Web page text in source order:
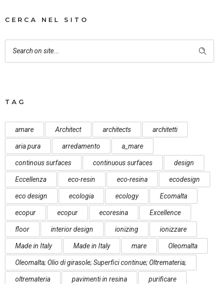
CERCA NEL SITO
TAG
amare Architect architects architetti
aria pura arredamento a_mare
continous surfaces continuous surfaces design
Eccellenza eco-resin eco-resina ecodesign
eco design ecologia ecology Ecomalta
ecopur ecopur ecoresina Excellence
floor interior design ionizing ionizzare
Made in Italy Made in Italy mare Oleomalta
Oleomalta; Olio di girasole; Superfici continue; Oltremateria;
oltremateria pavimenti in resina purificare